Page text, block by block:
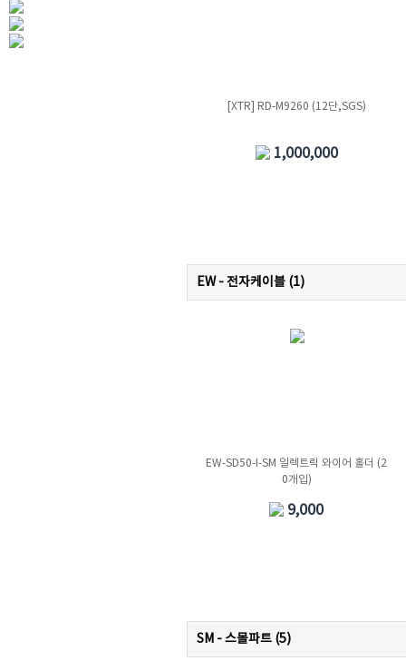
[XTR] RD-M9260 (12단,SGS)
1,000,000
EW - 전자케이블 (1)
EW-SD50-I-SM 일렉트릭 와이어 홀더 (2
0개입)
9,000
SM - 스몰파트 (5)